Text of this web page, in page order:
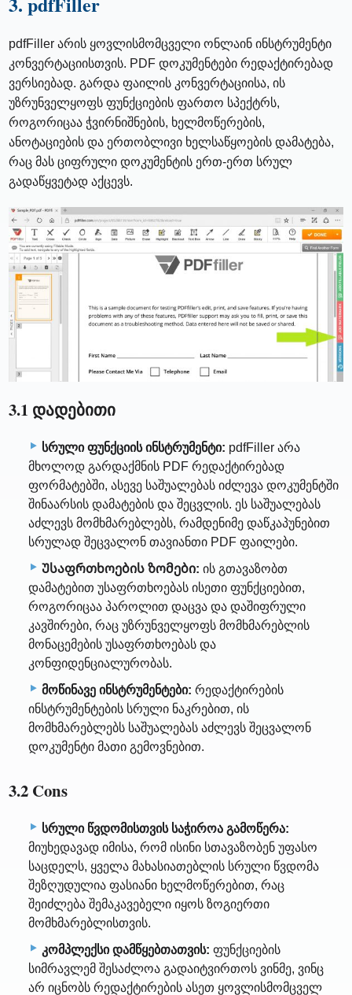
pdfFiller არის ყოვლისმომცველი ონლაინ ინსტრუმენტი
კონვერტაციისთვის. PDF დოკუმენტები რედაქტირებად
ვერსიებად. გარდა ფაილის კონვერტაციისა, ის
უზრუნველყოფს ფუნქციების ფართო სპექტრს,
როგორიცაა ჭვირნიშნების, ხელმოწერების,
ანოტაციების და ერთობლივი ხელსაწყოების დამატება,
რაც მას ციფრული დოკუმენტის ერთ-ერთ სრულ
გადაწყვეტად აქცევს.
3.1 დადებითი
სრული ფუნქციის ინსტრუმენტი: pdfFiller არა
მხოლოდ გარდაქმნის PDF რედაქტირებად
ფორმატებში, ასევე საშუალებას იძლევა დოკუმენტში
შინაარსის დამატების და შეცვლის. ეს საშუალებას
აძლევს მომხმარებლებს, რამდენიმე დაწკაპუნებით
სრულად შეცვალონ თავიანთი PDF ფაილები.
Უსაფრთხოების ზომები: ის გთავაზობთ
დამატებით უსაფრთხოებას ისეთი ფუნქციებით,
როგორიცაა პაროლით დაცვა და დაშიფრული
კავშირები, რაც უზრუნველყოფს მომხმარებლის
მონაცემების უსაფრთხოებას და
კონფიდენციალურობას.
მოწინავე ინსტრუმენტები: რედაქტირების
ინსტრუმენტების სრული ნაკრებით, ის
მომხმარებლებს საშუალებას აძლევს შეცვალონ
დოკუმენტი მათი გემოვნებით.
3.2 Cons
სრული წვდომისთვის საჭიროა გამოწერა:
მიუხედავად იმისა, რომ ისინი სთავაზობენ უფასო
საცდელს, ყველა მახასიათებლის სრული წვდომა
შეზღუდულია ფასიანი ხელმოწერებით, რაც
შეიძლება შემაკავებელი იყოს ზოგიერთი
მომხმარებლისთვის.
კომპლექსი დამწყებთათვის: ფუნქციების
სიმრავლემ შესაძლოა გადაიტვირთოს ვინმე, ვინც
არ იცნობს რედაქტირების ასეთ ყოვლისმომცველ